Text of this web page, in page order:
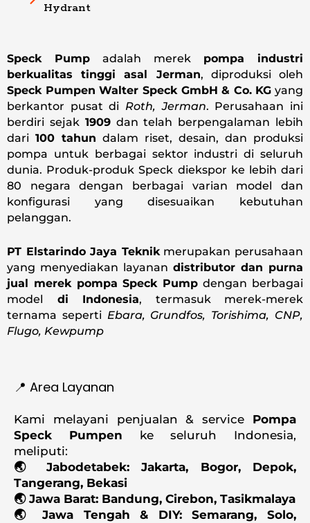
Hydrant
Speck Pump adalah merek pompa industri
berkualitas tinggi asal Jerman, diproduksi oleh
Speck Pumpen Walter Speck GmbH & Co. KG yang
berkantor pusat di Roth, Jerman. Perusahaan ini
berdiri sejak 1909dan telah berpengalaman lebih
dari 100 tahun dalam riset, desain, dan produksi
pompa untuk berbagai sektor industri di seluruh
dunia. Produk-produk Speck diekspor ke lebih dari
80 negara dengan berbagai varian model dan
konfigurasi yang disesuaikan kebutuhan
pelanggan.
PT Elstarindo Jaya Teknikmerupakan perusahaan
yang menyediakan layanan distributor dan purna
jual merek pompa Speck Pump dengan berbagai
model di Indonesia, termasuk merek-merek
ternama seperti Ebara, Grundfos, Torishima, CNP,
Flugo, Kewpump
📍 Area Layanan
Kami melayani penjualan & service Pompa
Speck Pumpen ke seluruh Indonesia,
meliputi:
🌏 Jabodetabek: Jakarta, Bogor, Depok,
Tangerang, Bekasi
🌏 Jawa Barat: Bandung, Cirebon, Tasikmalaya
🌏 Jawa Tengah & DIY: Semarang, Solo,